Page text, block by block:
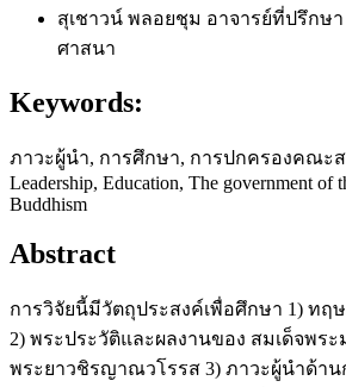
สุเชาวน์ พลอยชุม อาจารย์ที่ปรึกษ
ศาสนา
Keywords:
ภาวะผู้นำ, การศึกษา, การปกครองคณะ
Leadership, Education, The government of
Buddhism
Abstract
การวิจัยนี้มีวัตถุประสงค์เพื่อศึกษา 1) ทฤ
2) พระประวัติและผลงานของ สมเด็จพร
พระยาวชิรญาณวโรรส 3) ภาวะผู้นำด้าน